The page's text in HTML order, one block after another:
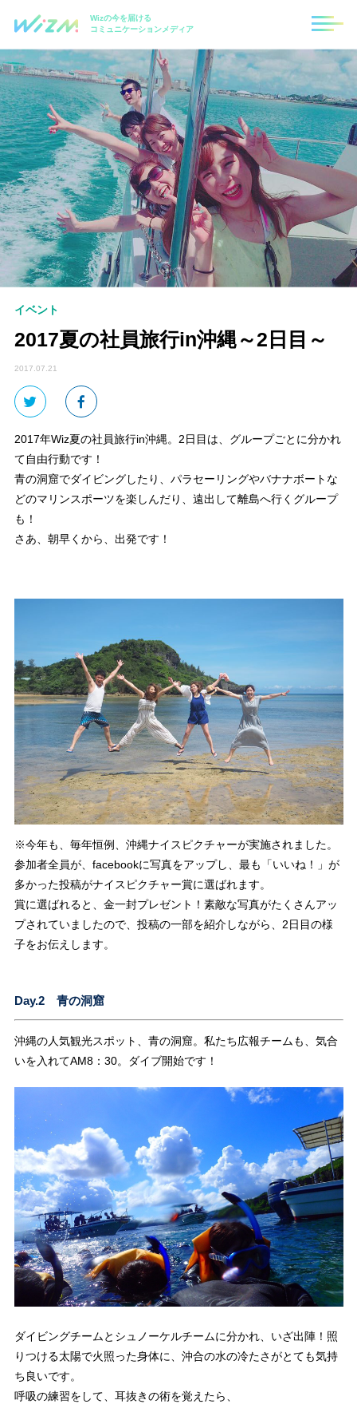
Wizの今を届ける
コミュニケーションメディア
イベント
2017夏の社員旅行in沖縄～2日目～
2017.07.21
2017年Wiz夏の社員旅行in沖縄。2日目は、グループごとに分かれ
て自由行動です！
青の洞窟でダイビングしたり、パラセーリングやバナナボートな
どのマリンスポーツを楽しんだり、遠出して離島へ行くグループ
も！
さあ、朝早くから、出発です！
※今年も、毎年恒例、沖縄ナイスピクチャーが実施されました。
参加者全員が、facebookに写真をアップし、最も「いいね！」が
多かった投稿がナイスピクチャー賞に選ばれます。
賞に選ばれると、金一封プレゼント！素敵な写真がたくさんアッ
プされていましたので、投稿の一部を紹介しながら、2日目の様
子をお伝えします。
Day.2 青の洞窟
沖縄の人気観光スポット、青の洞窟。私たち広報チームも、気合
いを入れてAM8：30。ダイブ開始です！
ダイビングチームとシュノーケルチームに分かれ、いざ出陣！照
りつける太陽で火照った身体に、沖合の水の冷たさがとても気持
ち良いです。
呼吸の練習をして、耳抜きの術を覚えたら、